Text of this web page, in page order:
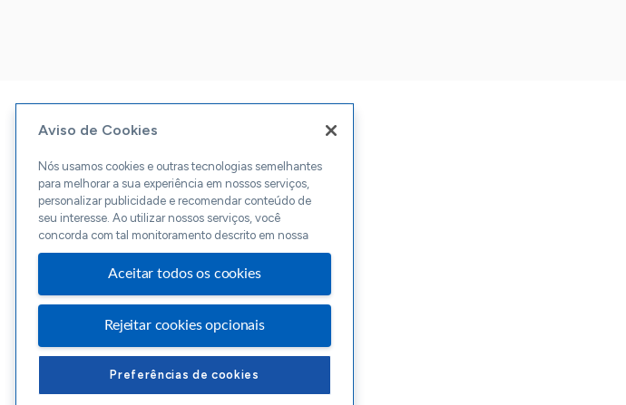
Aviso de Cookies
Nós usamos cookies e outras tecnologias semelhantes
para melhorar a sua experiência em nossos serviços,
personalizar publicidade e recomendar conteúdo de
seu interesse. Ao utilizar nossos serviços, você
concorda com tal monitoramento descrito em nossa
Aceitar todos os cookies
Rejeitar cookies opcionais
Preferências de cookies